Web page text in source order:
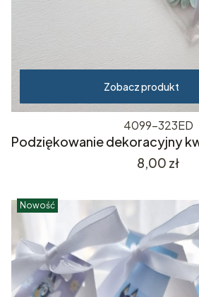
Zobacz produkt
4099-323ED
Podziękowanie dekoracyjny
Cena
8,00 zł
Nowość